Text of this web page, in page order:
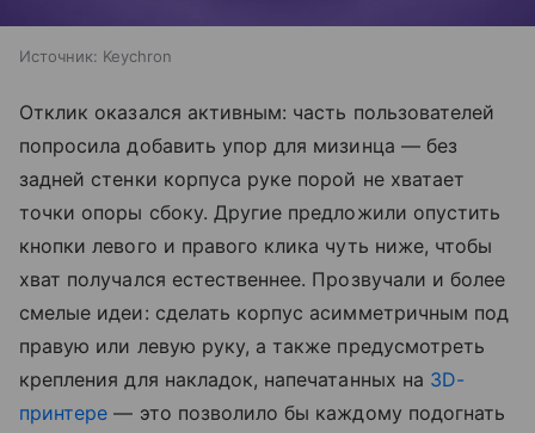
Источник: Keychron
Отклик оказался активным: часть пользователей
попросила добавить упор для мизинца — без
задней стенки корпуса руке порой не хватает
точки опоры сбоку. Другие предложили опустить
кнопки левого и правого клика чуть ниже, чтобы
хват получался естественнее. Прозвучали и более
смелые идеи: сделать корпус асимметричным под
правую или левую руку, а также предусмотреть
крепления для накладок, напечатанных на 3D-
принтере — это позволило бы каждому подогнать